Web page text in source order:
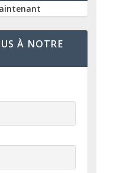
À NOTRE